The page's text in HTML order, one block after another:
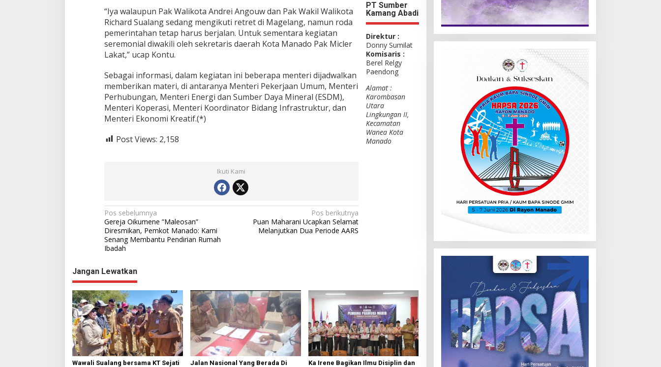
“Iya walaupun Pak Walikota Andrei Angouw dan Pak Wakil Walikota
Richard Sualang sedang mengikuti retret di Magelang, namun roda
pemerintahan tetap harus berjalan. Untuk sementara kegiatan
seremonial diwakili oleh sekretaris daerah Kota Manado Pak Micler
Lakat,” ucap Kontu.
Sebagai informasi, dalam kegiatan ini beberapa menteri dijadwalkan
memberikan materi, di antaranya Menteri Pekerjaan Umum, Menteri
Perhubungan, Menteri Energi dan Sumber Daya Mineral (ESDM),
Menteri Koperasi, Menteri Koordinator Bidang Infrastruktur, dan
Menteri Ekonomi Kreatif.(*)
Post Views: 2,158
Ikuti Kami
N
a
v
g
a
s
i
p
o
s
Pos sebelumnya
Gereja Oikumene ”Maleosan”
Diresmikan, Pemkot Manado: Kami
Senang Membantu Pendirian Rumah
Ibadah
Pos berikutnya
Puan Maharani Ucapkan Selamat
Melanjutkan Dua Periode AARS
PT Sumber
Kamang Abadi
Direktur :
Donny Sumilat
Komisaris :
Berel Relgy
Paendong
Alamat :
Karombasan
Utara
Lingkungan II,
Kecamatan
Wanea Kota
Manado
Jangan Lewatkan
Wawali Sualang bersama KT Sejati
Jalan Nasional Yang Berada Di
Ka Irene Bagikan Ilmu Disiplin dan